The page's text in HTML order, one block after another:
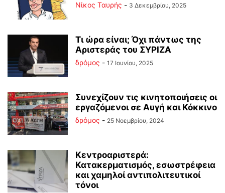
Νίκος Ταυρής - 3 Δεκεμβρίου, 2025
Τι ώρα είναι; Όχι πάντως της
Αριστεράς του ΣΥΡΙΖΑ
δρόμος - 17 Ιουνίου, 2025
Συνεχίζουν τις κινητοποιήσεις οι
εργαζόμενοι σε Αυγή και Κόκκινο
δρόμος - 25 Νοεμβρίου, 2024
Κεντροαριστερά:
Κατακερματισμός, εσωστρέφεια
και χαμηλοί αντιπολιτευτικοί
τόνοι